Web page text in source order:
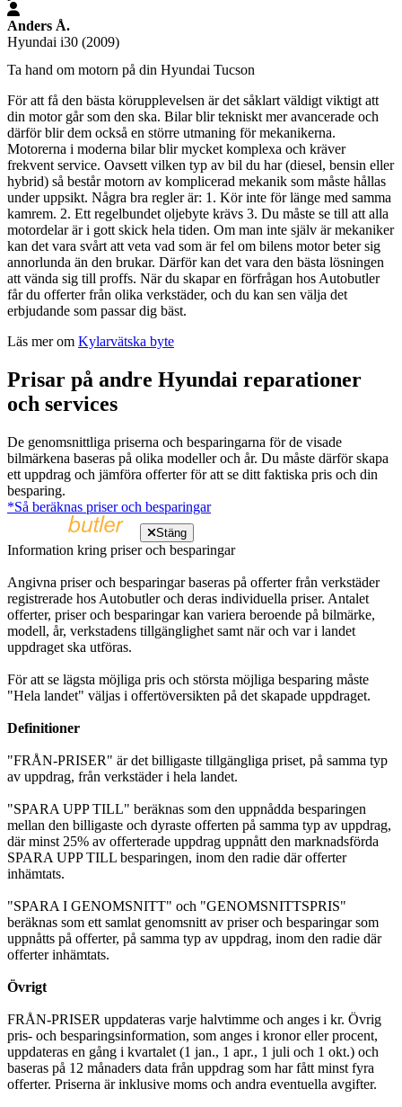
Anders Å.
Hyundai i30 (2009)
Ta hand om motorn på din Hyundai Tucson
För att få den bästa körupplevelsen är det såklart väldigt viktigt att
din motor går som den ska. Bilar blir tekniskt mer avancerade och
därför blir dem också en större utmaning för mekanikerna.
Motorerna i moderna bilar blir mycket komplexa och kräver
frekvent service. Oavsett vilken typ av bil du har (diesel, bensin eller
hybrid) så består motorn av komplicerad mekanik som måste hållas
under uppsikt. Några bra regler är: 1. Kör inte för länge med samma
kamrem. 2. Ett regelbundet oljebyte krävs 3. Du måste se till att alla
motordelar är i gott skick hela tiden. Om man inte själv är mekaniker
kan det vara svårt att veta vad som är fel om bilens motor beter sig
annorlunda än den brukar. Därför kan det vara den bästa lösningen
att vända sig till proffs. När du skapar en förfrågan hos Autobutler
får du offerter från olika verkstäder, och du kan sen välja det
erbjudande som passar dig bäst.
Läs mer om Kylarvätska byte
Prisar på andre Hyundai reparationer
och services
De genomsnittliga priserna och besparingarna för de visade
bilmärkena baseras på olika modeller och år. Du måste därför skapa
ett uppdrag och jämföra offerter för att se ditt faktiska pris och din
besparing.
*Så beräknas priser och besparingar
Stäng
Information kring priser och besparingar
Angivna priser och besparingar baseras på offerter från verkstäder
registrerade hos Autobutler och deras individuella priser. Antalet
offerter, priser och besparingar kan variera beroende på bilmärke,
modell, år, verkstadens tillgänglighet samt när och var i landet
uppdraget ska utföras.
För att se lägsta möjliga pris och största möjliga besparing måste
"Hela landet" väljas i offertöversikten på det skapade uppdraget.
Definitioner
"FRÅN-PRISER" är det billigaste tillgängliga priset, på samma typ
av uppdrag, från verkstäder i hela landet.
"SPARA UPP TILL" beräknas som den uppnådda besparingen
mellan den billigaste och dyraste offerten på samma typ av uppdrag,
där minst 25% av offerterade uppdrag uppnått den marknadsförda
SPARA UPP TILL besparingen, inom den radie där offerter
inhämtats.
"SPARA I GENOMSNITT" och "GENOMSNITTSPRIS"
beräknas som ett samlat genomsnitt av priser och besparingar som
uppnåtts på offerter, på samma typ av uppdrag, inom den radie där
offerter inhämtats.
Övrigt
FRÅN-PRISER uppdateras varje halvtimme och anges i kr. Övrig
pris- och besparingsinformation, som anges i kronor eller procent,
uppdateras en gång i kvartalet (1 jan., 1 apr., 1 juli och 1 okt.) och
baseras på 12 månaders data från uppdrag som har fått minst fyra
offerter. Priserna är inklusive moms och andra eventuella avgifter.